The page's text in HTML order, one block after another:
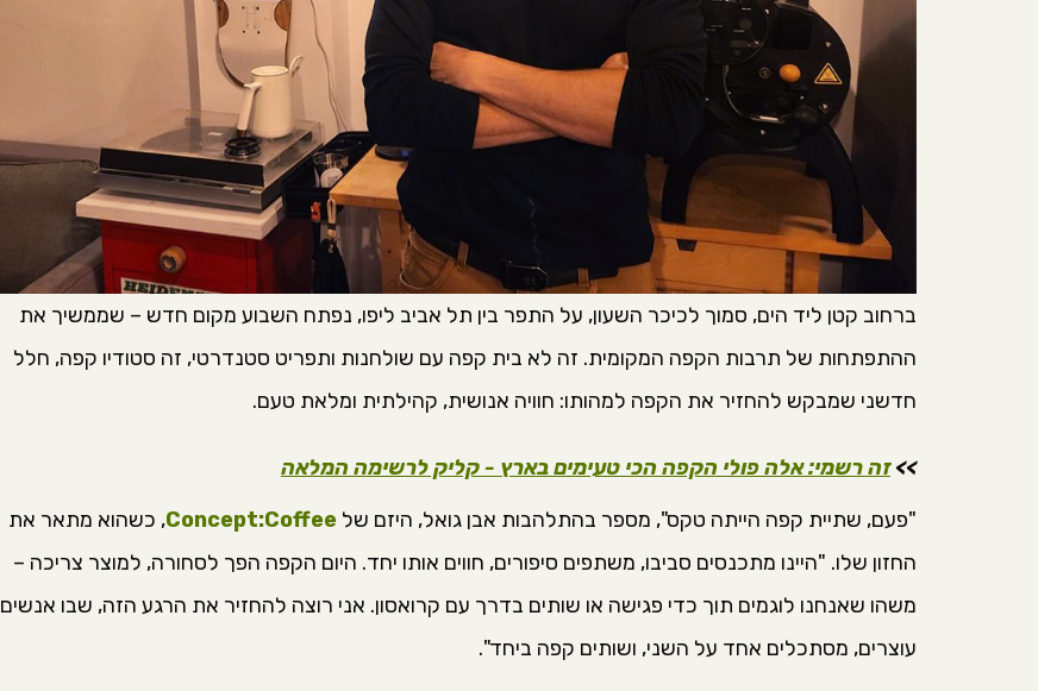
ברחוב קטן ליד הים, סמוך לכיכר השעון, על התפר בין תל אביב ליפו, נפתח השבוע מקום חדש – שממשיך את
ההתפתחות של תרבות הקפה המקומית. זה לא בית קפה עם שולחנות ותפריט סטנדרטי, זה סטודיו קפה, חלל
חדשני שמבקש להחזיר את הקפה למהותו: חוויה אנושית, קהילתית ומלאת טעם.
>>זה רשמי: אלה פולי הקפה הכי טעימים בארץ - קליק לרשימה המלאה
"פעם, שתיית קפה הייתה טקס", מספר בהתלהבות אבן גואל, היזם של Concept:Coffee, כשהוא מתאר את
החזון שלו. "היינו מתכנסים סביבו, משתפים סיפורים, חווים אותו יחד. היום הקפה הפך לסחורה, למוצר צריכה –
משהו שאנחנו לוגמים תוך כדי פגישה או שותים בדרך עם קרואסון. אני רוצה להחזיר את הרגע הזה, שבו אנשים
עוצרים, מסתכלים אחד על השני, ושותים קפה ביחד".